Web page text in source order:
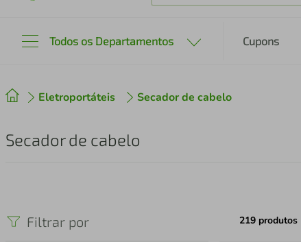
Todos os Departamentos Cupons
Eletroportáteis Secador de cabelo
Secador de cabelo
Filtrar por 219 produtos
2º cafeteira